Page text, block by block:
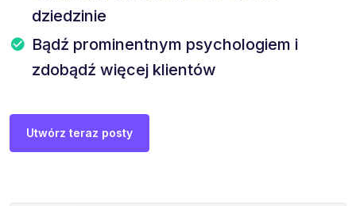
dziedzinie
Bądź prominentnym psychologiem i
zdobądź więcej klientów
Utwórz teraz posty